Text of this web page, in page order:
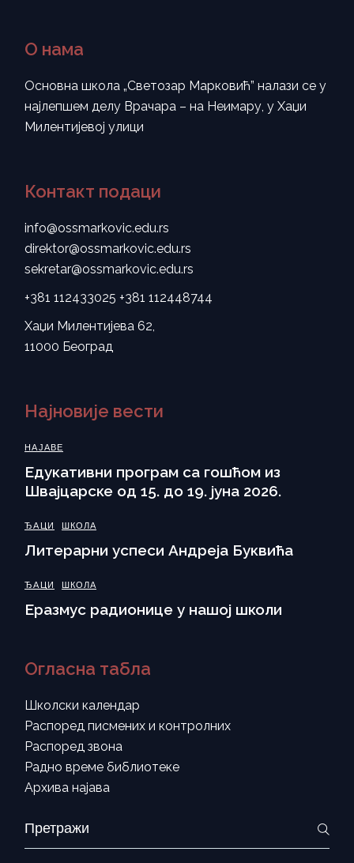
О нама
Основна школа „Светозар Марковић” налази се у
најлепшем делу Врачара – на Неимару, у Хаџи
Милентијевој улици
Контакт подаци
info@ossmarkovic.edu.rs
direktor@ossmarkovic.edu.rs
sekretar@ossmarkovic.edu.rs
+381 112433025 +381 112448744
Хаџи Милентијева 62,
11000 Београд
Најновије вести
НАЈАВЕ
Eдукативни програм са гошћом из
Швајцарске од 15. до 19. јуна 2026.
ЂАЦИ ШКОЛА
Литерарни успеси Андреја Буквића
ЂАЦИ ШКОЛА
Еразмус радионице у нашој школи
Огласна табла
Школски календар
Распоред писмених и контролних
Распоред звона
Радно време библиотеке
Архива најава